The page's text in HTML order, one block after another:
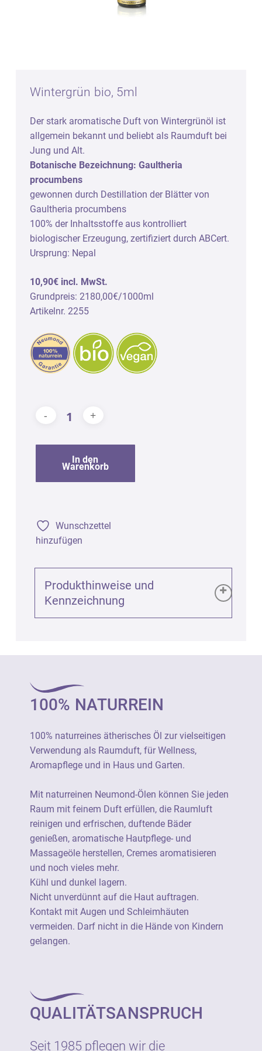
Wintergrün bio, 5ml
Der stark aromatische Duft von Wintergrünöl ist
allgemein bekannt und beliebt als Raumduft bei
Jung und Alt.
Botanische Bezeichnung: Gaultheria
procumbens
gewonnen durch Destillation der Blätter von
Gaultheria procumbens
100% der Inhaltsstoffe aus kontrolliert
biologischer Erzeugung, zertifiziert durch ABCert.
Ursprung: Nepal
10,90€ incl. MwSt.
Grundpreis: 2180,00€/1000ml
Artikelnr. 2255
In den
Warenkorb
Wunschzettel
hinzufügen
Produkthinweise und
Kennzeichnung
100% naturreines ätherisches Öl zur
Wellness, Aromapflege und in Haus und
Garten.
Kontakt mit Augen und Schleimhäuten
vermeiden. Darf nicht in die Hände von
Kindern gelangen.
Ätherische Öle von Neumond sind 100%
naturrein (=unverfälscht) und stammen aus
einer botanisch definierten Stammpflanze.
Sie verfügen durchgängig über eine
besonders hohe Produktqualität und sind
soweit wie möglich aus kontrolliert
biologischem Anbau.
vielseitige Verwendung als Raumduft, für
Wellness, Aromapflege und in Haus und
100% NATURREIN
100% naturreines ätherisches Öl zur vielseitigen
Verwendung als Raumduft, für Wellness,
Aromapflege und in Haus und Garten.
Mit naturreinen Neumond-Ölen können Sie jeden
Raum mit feinem Duft erfüllen, die Raumluft
reinigen und erfrischen, duftende Bäder
genießen, aromatische Hautpflege- und
Massageöle herstellen, Cremes aromatisieren
und noch vieles mehr.
Kühl und dunkel lagern.
Nicht unverdünnt auf die Haut auftragen.
Kontakt mit Augen und Schleimhäuten
vermeiden. Darf nicht in die Hände von Kindern
gelangen.
QUALITÄTSANSPRUCH
Seit 1985 pflegen wir die